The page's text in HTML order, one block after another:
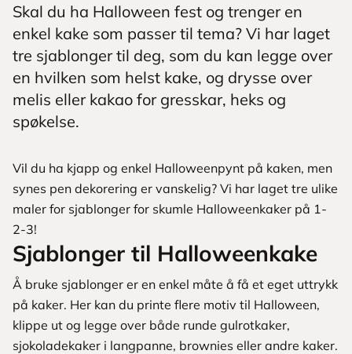
Skal du ha Halloween fest og trenger en
enkel kake som passer til tema? Vi har laget
tre sjablonger til deg, som du kan legge over
en hvilken som helst kake, og drysse over
melis eller kakao for gresskar, heks og
spøkelse.
Vil du ha kjapp og enkel Halloweenpynt på kaken, men
synes pen dekorering er vanskelig? Vi har laget tre ulike
maler for sjablonger for skumle Halloweenkaker på 1-
2-3!
Sjablonger til Halloweenkake
Å bruke sjablonger er en enkel måte å få et eget uttrykk
på kaker. Her kan du printe flere motiv til Halloween,
klippe ut og legge over både runde gulrotkaker,
sjokoladekaker i langpanne, brownies eller andre kaker.